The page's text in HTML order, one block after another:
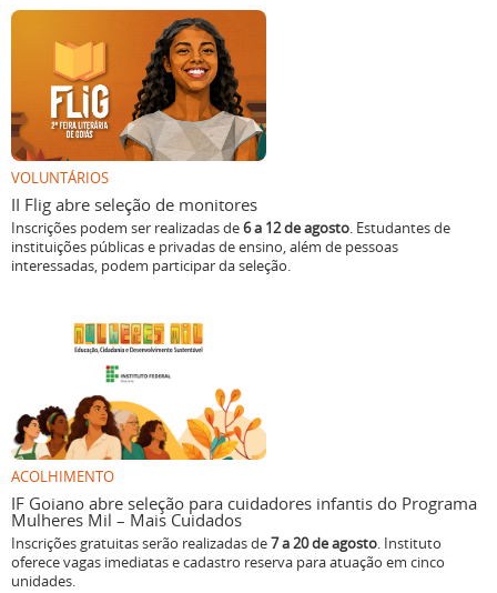
VOLUNTÁRIOS
II Flig abre seleção de monitores
Inscrições podem ser realizadas de6 a 12 de agosto. Estudantes de
instituições públicas e privadas de ensino, além de pessoas
interessadas, podem participar da seleção.
ACOLHIMENTO
IF Goiano abre seleção para cuidadores infantis do Programa
Mulheres Mil – Mais Cuidados
Inscrições gratuitas serão realizadas de7 a 20 de agosto. Instituto
oferece vagas imediatas e cadastro reserva para atuação em cinco
unidades.